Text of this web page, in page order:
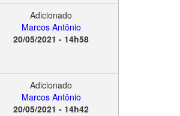
Adicionado
Marcos Antônio
20/05/2021 - 14h58
Adicionado
Marcos Antônio
20/05/2021 - 14h42